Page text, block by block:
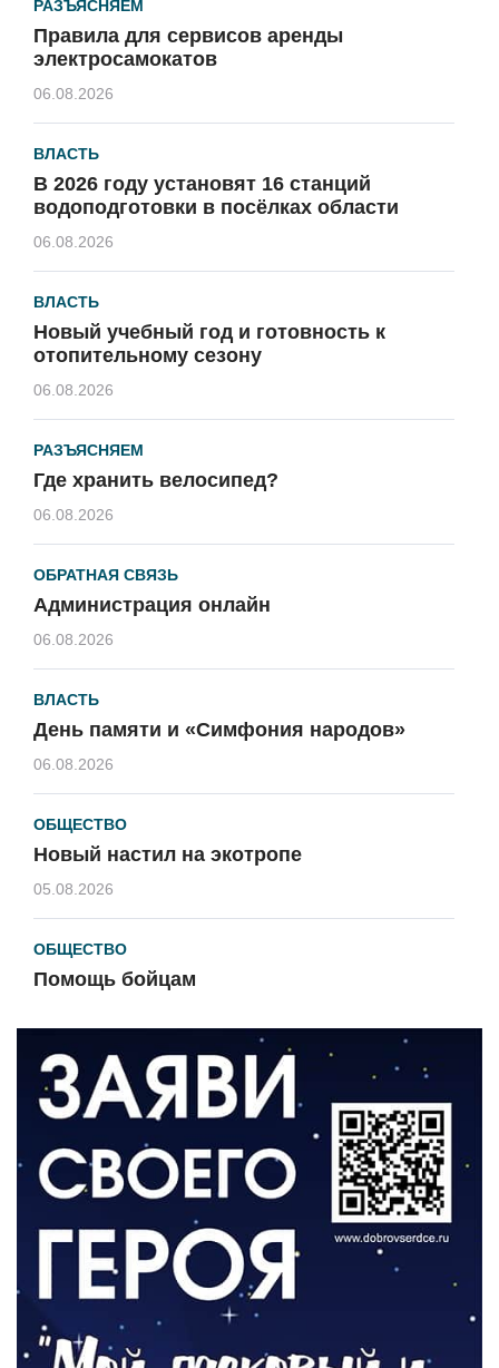
РАЗЪЯСНЯЕМ
Правила для сервисов аренды
электросамокатов
06.08.2026
ВЛАСТЬ
В 2026 году установят 16 станций
водоподготовки в посёлках области
06.08.2026
ВЛАСТЬ
Новый учебный год и готовность к
отопительному сезону
06.08.2026
РАЗЪЯСНЯЕМ
Где хранить велосипед?
06.08.2026
ОБРАТНАЯ СВЯЗЬ
Администрация онлайн
06.08.2026
ВЛАСТЬ
День памяти и «Симфония народов»
06.08.2026
ОБЩЕСТВО
Новый настил на экотропе
05.08.2026
ОБЩЕСТВО
Помощь бойцам
ВЛАСТЬ
«Второй старт» для ветеранов СВО
РАЗЪЯСНЯЕМ
Контракт с новой выплатой
05.08.2026